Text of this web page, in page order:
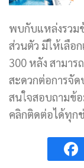
พบกับแหล่งรวม
ส่วนตัว มีให้เลือ
300 หลัง สามา
สะดวกต่อการจั
สนใจสอบถามข้
คลิกติดต่อได้ทุก